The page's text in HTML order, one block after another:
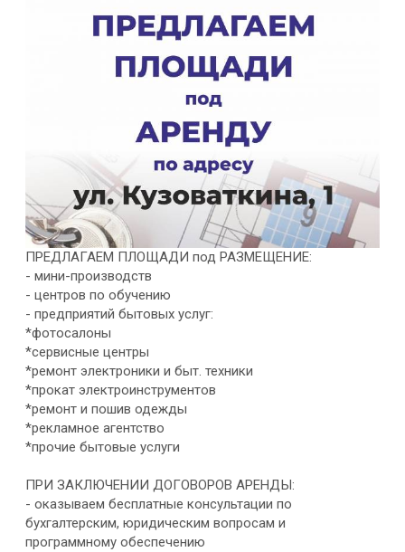
ПРЕДЛАГАЕМ ПЛОЩАДИ под РАЗМЕЩЕНИЕ:
- мини-производств
- центров по обучению
- предприятий бытовых услуг:
*фотосалоны
*сервисные центры
*ремонт электроники и быт. техники
*прокат электроинструментов
*ремонт и пошив одежды
*рекламное агентство
*прочие бытовые услуги
ПРИ ЗАКЛЮЧЕНИИ ДОГОВОРОВ АРЕНДЫ:
- оказываем бесплатные консультации по
бухгалтерским, юридическим вопросам и
программному обеспечению